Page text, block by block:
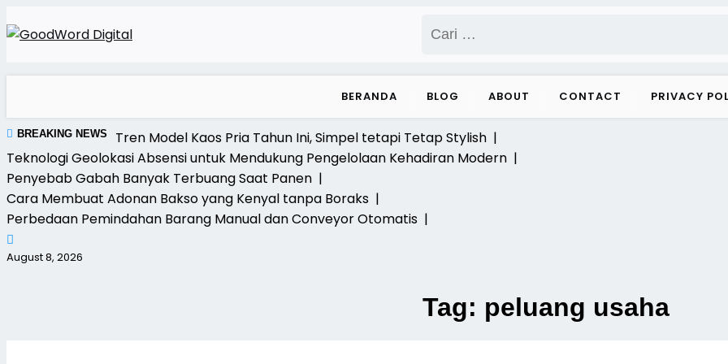
to
untuk:
BERANDA BLOG ABOUT CONTACT PRIVACY
BREAKING NEWS
Tren Model Kaos Pria Tahun Ini, Simpel tetapi Tetap Stylish |
Teknologi Geolokasi Absensi untuk Mendukung Pengelolaan Kehadiran Modern |
Penyebab Gabah Banyak Terbuang Saat Panen |
Cara Membuat Adonan Bakso yang Kenyal tanpa Boraks |
Perbedaan Pemindahan Barang Manual dan Conveyor Otomatis |
August 8, 2026
Tag: peluang usaha